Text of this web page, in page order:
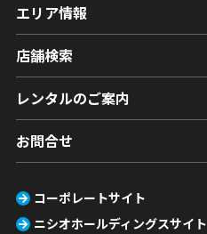
エリア情報
店舗検索
レンタルのご案内
お問合せ
コーポレートサイト
ニシオホールディングスサイト